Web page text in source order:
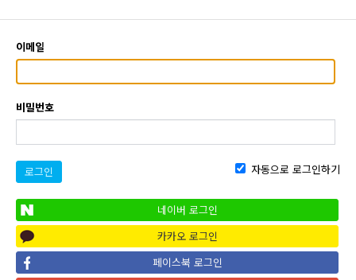
이메일
비밀번호
로그인 자동으로 로그인하기
네이버 로그인
카카오 로그인
페이스북 로그인